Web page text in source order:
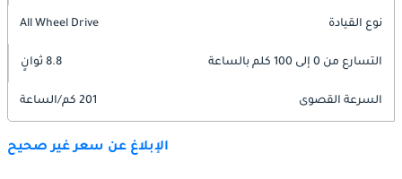
نوع القيادة All Wheel Drive
التسارع من 0 إلى 100 كلم بالساعة 8.8 ثوانٍ
السرعة القصوى 201 كم/الساعة
الإبلاغ عن سعر غير صحيح